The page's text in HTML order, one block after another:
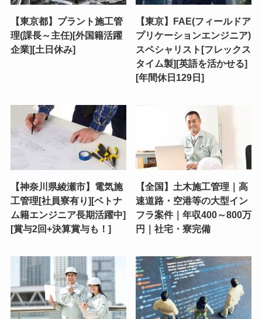
【東京都】プラント施工管
理(課長～主任)[外国籍活躍
企業][土日休み]
【東京】FAE(フィールドア
プリケーションエンジニア)
スペシャリスト[フレックス
タイム製][英語を活かせる]
[年間休日129日]
【神奈川県綾瀬市】電気施
工管理[社員寮有り][ベトナ
ム籍エンジニア長期活躍中]
[賞与2回+決算賞与も！]
【全国】土木施工管理｜高
速道路・空港等の大型イン
フラ案件｜年収400～800万
円｜社宅・寮完備